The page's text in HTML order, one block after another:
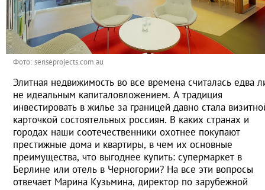
Фото: senseprojects.com.au
Элитная недвижимость во все времена считалась едва
не идеальным капиталовложением. А традиция
инвестировать в жилье за границей давно стала
карточкой состоятельных россиян. В каких странах и
городах наши соотечественники охотнее покупают
престижные дома и квартиры, в чем их основные
преимущества, что выгоднее купить: супермаркет в
Берлине или отель в Черногории? На все эти вопросы
отвечает Марина Кузьмина, директор по зарубежной